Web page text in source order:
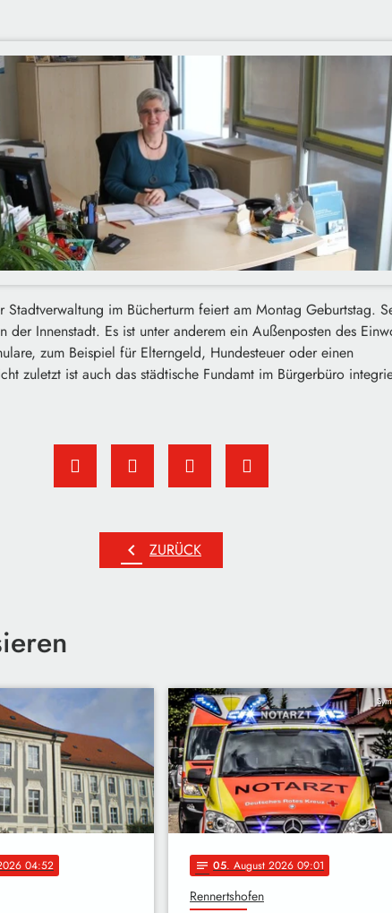
im Bücherturm feiert am Montag Geburtstag.
Innenstadt. Es ist unter anderem ein Außenposten des
zum Beispiel für Elterngeld, Hundesteuer oder einen
zuletzt ist auch das städtische Fundamt im Bürgerbüro
chevron_left ZURÜCK
04:52 notes 05. August 2026 09:01
Rennertshofen